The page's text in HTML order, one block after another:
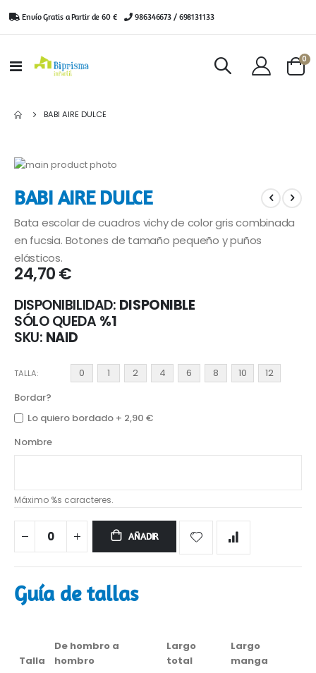
Envío Gratis a Partir de 60 € | 986346673 / 698131133
Toggle
Cart
0
BABI AIRE DULCE
Saltar
final
de
la
galería
de
imágenes
al
comienzo
de
la
galería
de
imágenes
BABI AIRE DULCE
Bata escolar de cuadros vichy de color gris combinada
en fucsia. Botones de tamaño pequeño y puños
elásticos.
24,70 €
DISPONIBILIDAD: DISPONIBLE
SÓLO QUEDA %1
SKU NAID
TALLA 0 1 2 4 6 8 10
12
Bordar?
Lo quiero bordado + 2,90 €
Nombre
Máximo %s caracteres.
AÑADIR
Guía de tallas
Talla
De hombro a
hombro
Largo
total
Largo
manga